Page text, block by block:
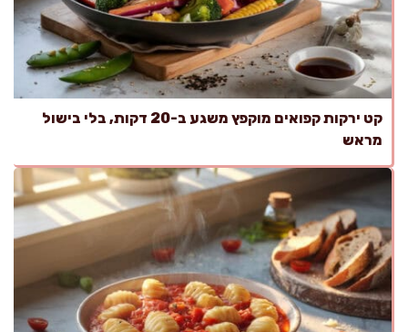
קט ירקות קפואים מוקפץ משגע ב-20 דקות, בלי בישול
מראש